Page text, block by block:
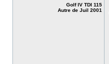
Golf IV TDI 115
Autre de Juil 2001